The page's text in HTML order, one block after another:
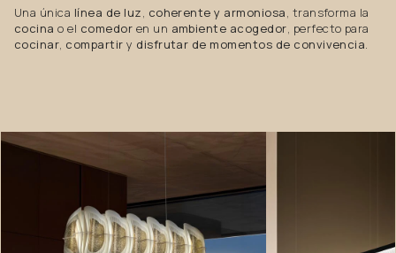
Una única línea de luz coherente y armoniosa , transforma la
cocina o el comedor en un ambiente acogedor , perfecto para
cocinar compartir y disfrutar de momentos de convivencia